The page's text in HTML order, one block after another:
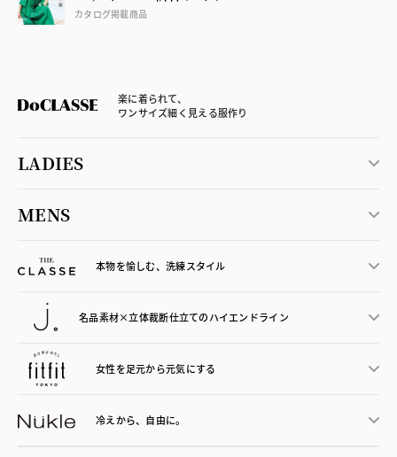
カタログ掲載商品
楽に着られて、
ワンサイズ細く見える服作り
LADIES
MENS
本物を愉しむ、洗練スタイル
名品素材×立体裁断仕立てのハイエンドライン
女性を足元から元気にする
冷えから、 自由に。